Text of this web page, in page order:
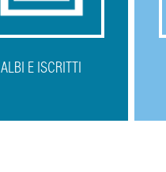
ALBI E ISCRITTI